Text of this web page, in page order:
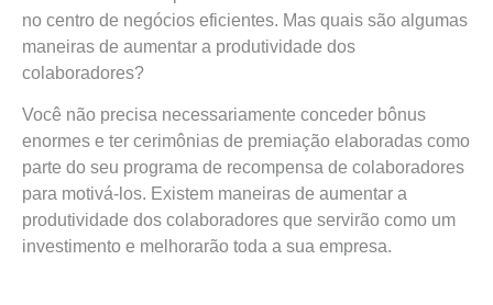
no centro de negócios eficientes. Mas quais são algumas
maneiras de aumentar a produtividade dos
colaboradores?
Você não precisa necessariamente conceder bônus
enormes e ter cerimônias de premiação elaboradas como
parte do seu programa de recompensa de colaboradores
para motivá-los. Existem maneiras de aumentar a
produtividade dos colaboradores que servirão como um
investimento e melhorarão toda a sua empresa.